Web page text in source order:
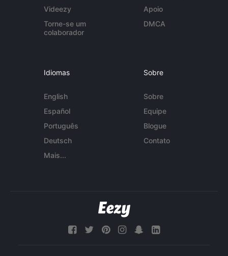
Videezy
Torne-se um
colaborador
Apoio
DMCA
Idiomas
English
Español
Português
Deutsch
Mais...
Sobre
Sobre
Equipe
Blogue
Contato